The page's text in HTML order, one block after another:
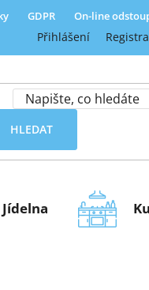
GDPR On-line
Přihlášení
HLEDAT
Jídelna